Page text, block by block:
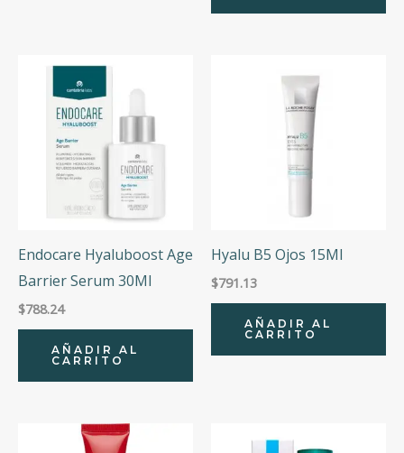
Endocare Hyaluboost Age
Barrier Serum 30Ml
$788.24
AÑADIR AL
CARRITO
Hyalu B5 Ojos 15Ml
$791.13
AÑADIR AL
CARRITO